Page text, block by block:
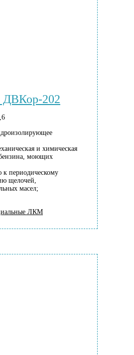
ДВКор-202
и химическая
бензина, моющих
к периодическому
щелочей,
масел;
ЛКМ